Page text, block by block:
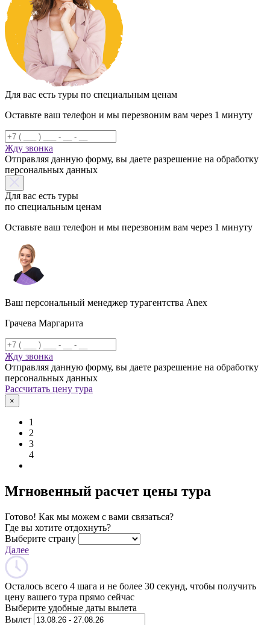
Для вас есть туры по специальным ценам
Оставьте ваш телефон и мы перезвоним вам через 1 минуту
Жду звонка
Отправляя данную форму, вы даете разрешение на обработку
персональных данных
Для вас есть туры
по специальным ценам
Оставьте ваш телефон и мы перезвоним вам через 1 минуту
Ваш персональный менеджер турагентства Anex
Грачева Маргарита
Жду звонка
Отправляя данную форму, вы даете разрешение на обработку
персональных данных
Рассчитать цену тура
×
1
2
3
4
Мгновенный расчет цены тура
Готово! Как мы можем с вами связаться?
Где вы хотите отдохнуть?
Выберите страну
Далее
Осталось всего 4 шага и не более 30 секунд, чтобы получить
цену вашего тура прямо сейчас
Выберите удобные даты вылета
Вылет